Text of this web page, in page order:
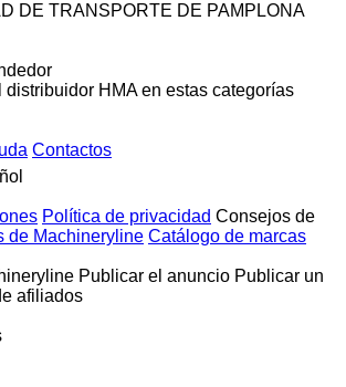
DE TRANSPORTE DE PAMPLONA
distribuidor HMA en estas categorías
Contactos
Política de privacidad Consejos de
de Machineryline Catálogo de marcas
Publicar el anuncio Publicar un
afiliados